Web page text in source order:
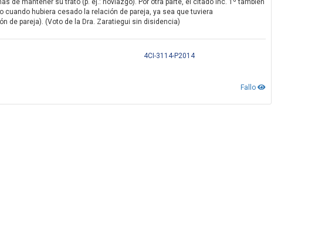
de mantener su trato (p. ej.: noviazgo). Por otra parte, el citado inc. 1º también
hubiera cesado la relación de pareja, ya sea que tuviera
de pareja). (Voto de la Dra. Zaratiegui sin disidencia)
4CI-3114-P2014
Fallo